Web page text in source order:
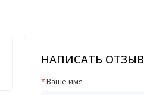
НАПИСАТЬ ОТЗЫВ
Ваше имя